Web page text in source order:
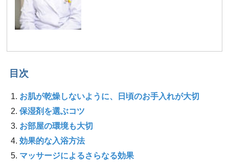
目次
お肌が乾燥しないように、日頃のお手入れが大切
保湿剤を選ぶコツ
お部屋の環境も大切
効果的な入浴方法
マッサージによるさらなる効果